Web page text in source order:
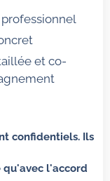
et co-
confidentiels. Ils
qu'avec l'accord